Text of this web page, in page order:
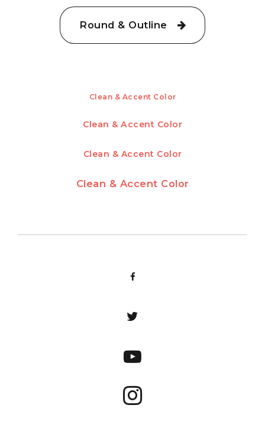
Round & Outline
Clean & Accent Color
Clean & Accent Color
Clean & Accent Color
Clean & Accent Color